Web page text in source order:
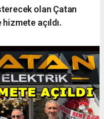
olan Çatan
açıldı.